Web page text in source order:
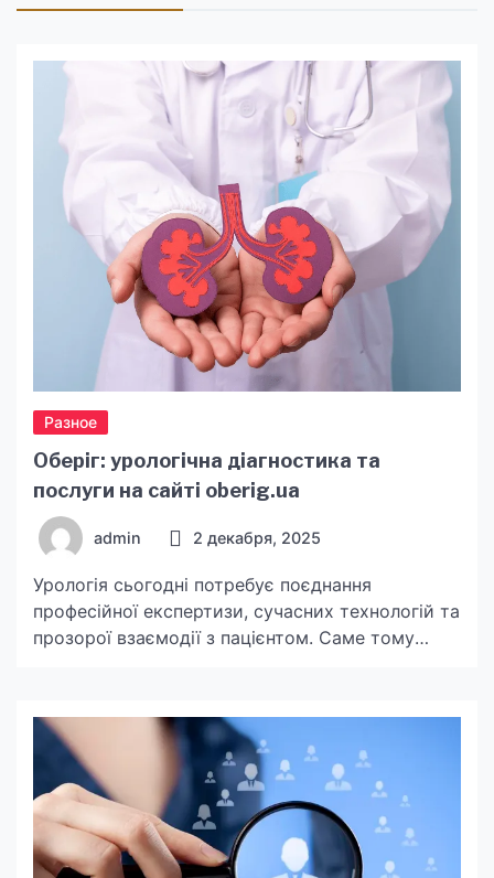
Разное
Оберіг: урологічна діагностика та
послуги на сайті oberig.ua
admin 2 декабря, 2025
Урологія сьогодні потребує поєднання
професійної експертизи, сучасних технологій та
прозорої взаємодії з пацієнтом. Саме тому
мають значення для якості лікування. На сайті
Oberig ви знайдете детальну інформацію про
послуги уролог, а також зручні інструменти для
онлайн-запису, попереднього консультування
та доступу до результатів обстежень. Це
дозволяє […]